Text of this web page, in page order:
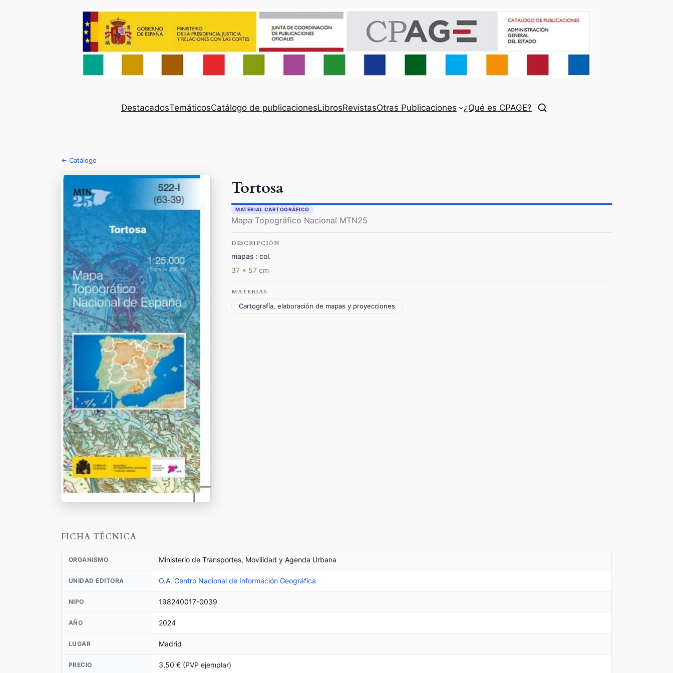
DestacadosTemáticosCatálogo de publicacionesLibrosRevistasOtras Publicaciones ¿Qué es CPAGE?
← Catálogo
Tortosa
MATERIAL CARTOGRÁFICO
Mapa Topográfico Nacional MTN25
DESCRIPCIÓN
mapas : col.
37 x 57 cm
MATERIAS
Cartografía, elaboración de mapas y proyecciones
FICHA TÉCNICA
ORGANISMO Ministerio de Transportes, Movilidad y Agenda Urbana
UNIDAD EDITORA O.A. Centro Nacional de Información Geográfica
NIPO 198240017-0039
AÑO 2024
LUGAR Madrid
PRECIO 3,50 € (PVP ejemplar)